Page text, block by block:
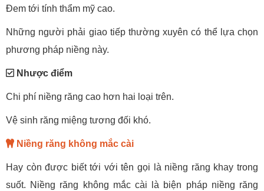
Đem tới tính thẩm mỹ cao.
Những người phải giao tiếp thường xuyên có thể lựa chọn
phương pháp niềng này.
Nhược điểm
Chi phí niềng răng cao hơn hai loại trên.
Vệ sinh răng miệng tương đối khó.
Niềng răng không mắc cài
Hay còn được biết tới với tên gọi là niềng răng khay trong
suốt. Niềng răng không mắc cài là biện pháp niềng răng